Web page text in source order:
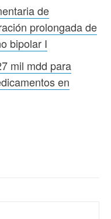
de
prolongada de
bipolar I
mil mdd para
en